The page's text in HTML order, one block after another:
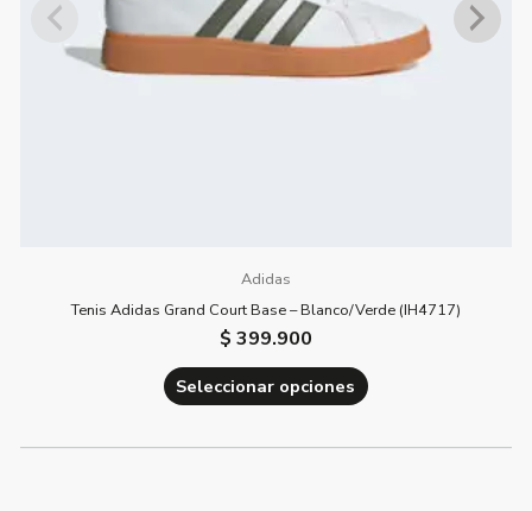
Adidas
Tenis Adidas Grand Court Base – Blanco/Verde (IH4717)
$ 399.900
Seleccionar opciones
en
la